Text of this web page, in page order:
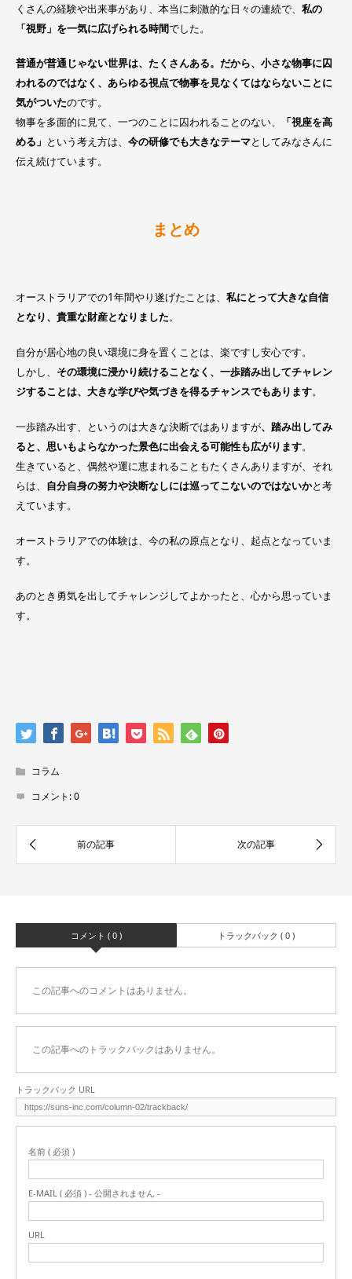
くさんの経験や出来事があり、本当に刺激的な日々の連続で、 私の
「視野」を一気に広げられる時間でした。
普通が普通じゃない世界は、たくさんある。だから、小さな物事に囚
われるのではなく、あらゆる視点で物事を見なくてはならないことに
気がついたのです。
物事を多面的に見て、一つのことに囚われることのない、
「視座を高
める」 という考え方は、 今の研修でも大きなテーマとしてみなさんに
伝え続けています。
まとめ
オーストラリアでの1年間やり遂げたことは、 私にとって大きな自信
となり、貴重な財産となりました。
自分が居心地の良い環境に身を置くことは、楽ですし安心です。
しかし、 その環境に浸かり続けることなく、一歩踏み出してチャレン
ジすることは、大きな学びや気づきを得るチャンスでもあります。
一歩踏み出す、というのは大きな決断ではありますが、踏み出してみ
ると、思いもよらなかった景色に出会える可能性も広がります。
生きていると、偶然や運に恵まれることもたくさんありますが、それ
らは、 自分自身の努力や決断なしには巡ってこないのではないかと考
えています。
オーストラリアでの体験は、今の私の原点となり、起点となっていま
す。
あのとき勇気を出してチャレンジしてよかったと、心から思っていま
す。
コラム
コメント:0
コメント ( 0 ) トラックバック ( 0 )
この記事へのコメントはありません。
この記事へのトラックバックはありません。
トラックバック URL
名前 ( 必須 )
E-MAIL ( 必須 ) - 公開されません -
URL